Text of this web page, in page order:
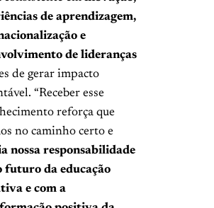
de aprendizagem,
e
de lideranças
de gerar impacto
“Receber esse
reforça que
no caminho certo e
nossa responsabilidade
futuro da educação
e com a